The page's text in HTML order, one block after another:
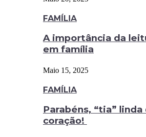
FAMÍLIA
A importância da
em família
Maio 15, 2025
FAMÍLIA
Parabéns, “tia” linda
coração!